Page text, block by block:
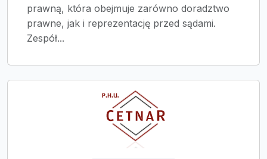
prawną, która obejmuje zarówno doradztwo
prawne, jak i reprezentację przed sądami.
Zespół...